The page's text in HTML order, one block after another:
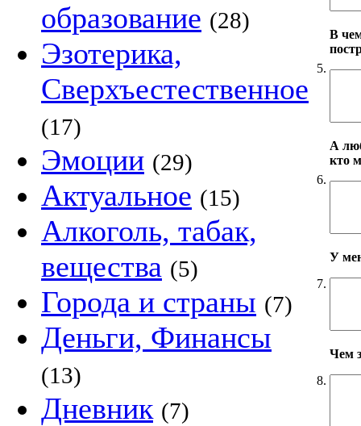
образование (28)
Эзотерика,
Сверхъестественное
(17)
Эмоции (29)
Актуальное (15)
Алкоголь, табак,
вещества (5)
Города и страны (7)
Деньги, Финансы
(13)
Дневник (7)
5.
В
6.
А
кто
7.
У
8.
Чем